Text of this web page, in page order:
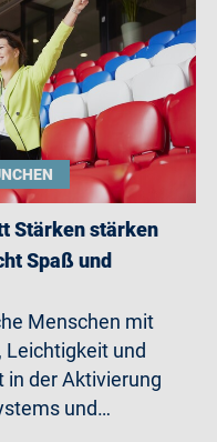
Stärken stärken
Spaß und
Menschen mit
Leichtigkeit und
in der Aktivierung
und…